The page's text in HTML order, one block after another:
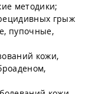
методики;
грыж
пупочные,
кожи,